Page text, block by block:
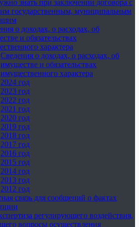
знать при заключении договора с
государственным, муниципальным
о доходах, о расходах, об
и обязательствах
характера
Сведения о доходах, о расходах, об
имуществе и обязательствах
имущественного характера
2024 год
2023 год
2022 год
2021 год
2020 год
2019 год
2018 год
2017 год
2016 год
2015 год
2014 год
2013 год
2012 год
связь для сообщений о фактах
регулирующего воздействия,
вопросы осуществления